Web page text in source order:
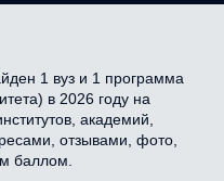
1 вуз и 1 программа
в 2026 году на
академий,
отзывами, фото,
баллом.